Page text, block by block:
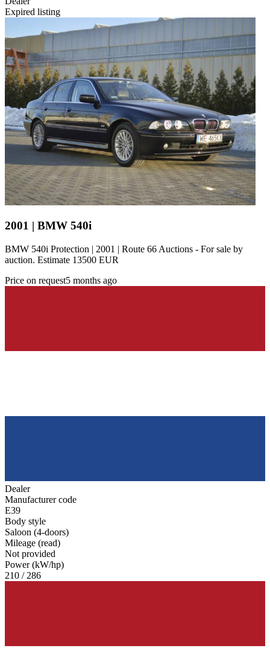
Expired listing
2001 | BMW 540i
BMW 540i Protection | 2001 | Route 66 Auctions - For sale by
auction. Estimate 13500 EUR
Price on request5 months ago
Dealer
Manufacturer code
E39
Body style
Saloon (4-doors)
Mileage (read)
Not provided
Power (kW/hp)
210 / 286